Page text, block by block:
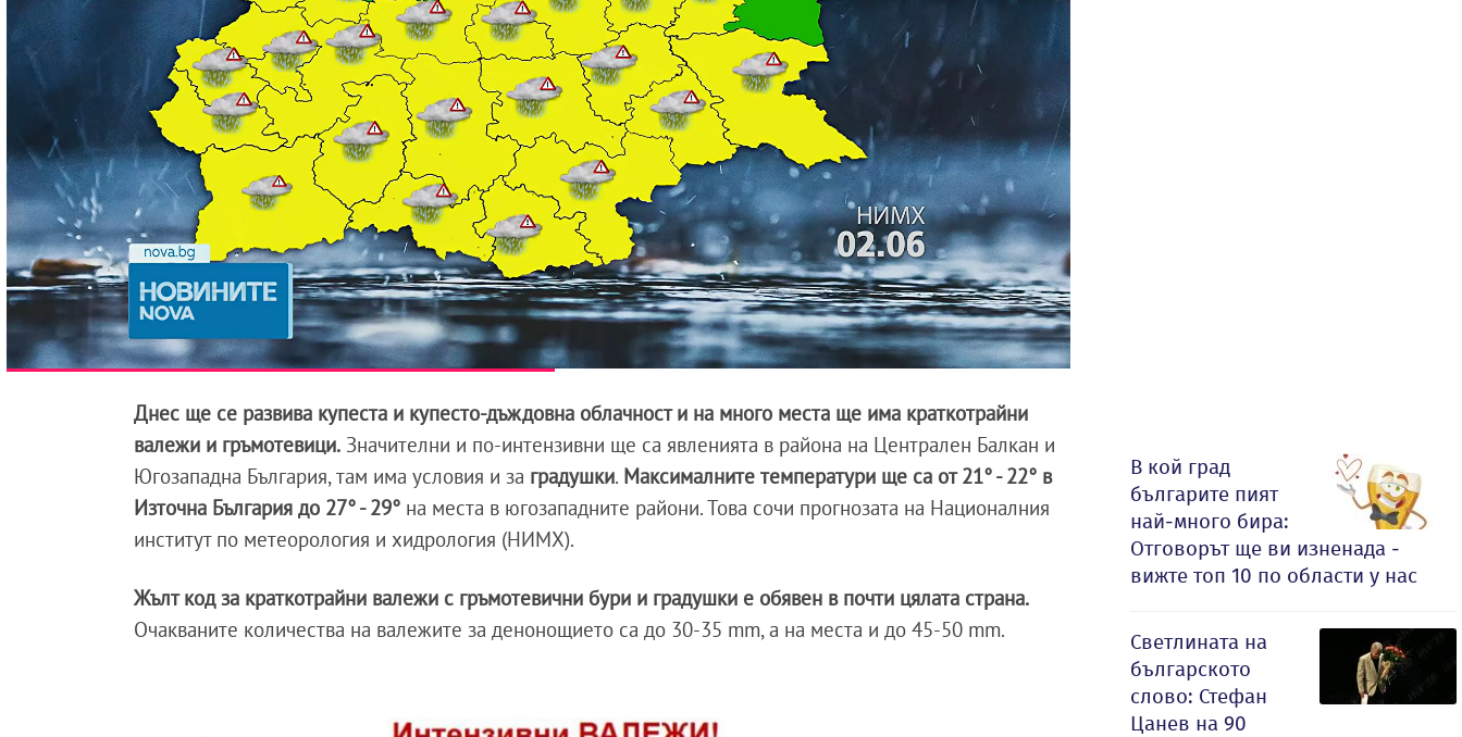
Днес ще се развива купеста и купесто-дъждовна облачност и на много места ще има краткотрайни
валежи и гръмотевици. Значителни и по-интензивни ще са явленията в района на Централен Балкан и
Югозападна България, там има условия и за градушки. Максималните температури ще са от 21° - 22° в
Източна България до 27° - 29° на места в югозападните райони. Това сочи прогнозата на Националния
институт по метеорология и хидрология (НИМХ).
Жълт код за краткотрайни валежи с гръмотевични бури и градушки е обявен в почти цялата страна.
Очакваните количества на валежите за денонощието са до 30-35 mm, а на места и до 45-50 mm.
В кой град
българите пият
най-много бира:
Отговорът ще ви изненада -
вижте топ 10 по области у нас
Светлината на
българското
слово: Стефан
Цанев на 90